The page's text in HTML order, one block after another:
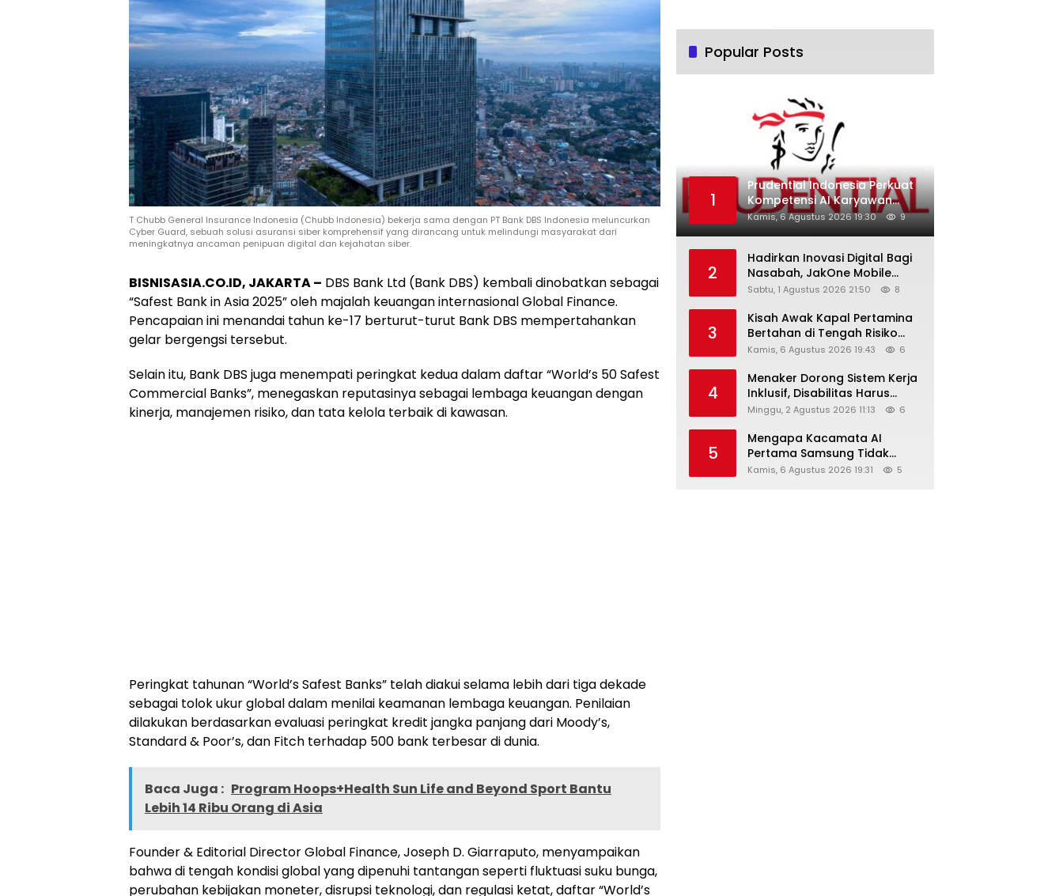
T Chubb General Insurance Indonesia (Chubb Indonesia) bekerja sama dengan PT Bank DBS Indonesia meluncurkan
Cyber Guard, sebuah solusi asuransi siber komprehensif yang dirancang untuk melindungi masyarakat dari
meningkatnya ancaman penipuan digital dan kejahatan siber.
BISNISASIA.CO.ID, JAKARTA – DBS Bank Ltd (Bank DBS) kembali dinobatkan sebagai
“Safest Bank in Asia 2025” oleh majalah keuangan internasional Global Finance.
Pencapaian ini menandai tahun ke-17 berturut-turut Bank DBS mempertahankan
gelar bergengsi tersebut.
Selain itu, Bank DBS juga menempati peringkat kedua dalam daftar “World’s 50 Safest
Commercial Banks”, menegaskan reputasinya sebagai lembaga keuangan dengan
kinerja, manajemen risiko, dan tata kelola terbaik di kawasan.
Peringkat tahunan “World’s Safest Banks” telah diakui selama lebih dari tiga dekade
sebagai tolok ukur global dalam menilai keamanan lembaga keuangan. Penilaian
dilakukan berdasarkan evaluasi peringkat kredit jangka panjang dari Moody’s,
Standard & Poor’s, dan Fitch terhadap 500 bank terbesar di dunia.
Baca Juga : Program Hoops+Health Sun Life and Beyond Sport Bantu
Lebih 14 Ribu Orang di Asia
Founder & Editorial Director Global Finance, Joseph D. Giarraputo, menyampaikan
bahwa di tengah kondisi global yang dipenuhi tantangan seperti fluktuasi suku bunga,
perubahan kebijakan moneter, disrupsi teknologi, dan regulasi ketat, daftar “World’s
Popular Posts
1
Prudential Indonesia Perkuat
Kompetensi AI Karyawan
Lewat AI Week
Kamis, 6 Agustus 2026 19:30 9
2
Hadirkan Inovasi Digital Bagi
Nasabah, JakOne Mobile
Antar Bank Jakarta Sukses
Awards 2026
Sabtu, 1 Agustus 2026 21:50 8
3
Kisah Awak Kapal Pertamina
Bertahan di Tengah Risiko
Pelayaran Selat Hormuz
Kamis, 6 Agustus 2026 19:43 6
4
Menaker Dorong Sistem Kerja
Inklusif, Disabilitas Harus
Dapat Kesempatan Setara
Minggu, 2 Agustus 2026 11:13 6
5
Mengapa Kacamata AI
Pertama Samsung Tidak
Dibekali Layar?
Kamis, 6 Agustus 2026 19:31 5